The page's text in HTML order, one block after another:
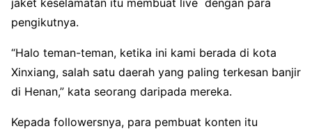
pengikutnya.
“Halo teman-teman, ketika ini kami berada di kota
Xinxiang, salah satu daerah yang paling terkesan banjir
di Henan,” kata seorang daripada mereka.
Kepada followersnya, para pembuat konten itu